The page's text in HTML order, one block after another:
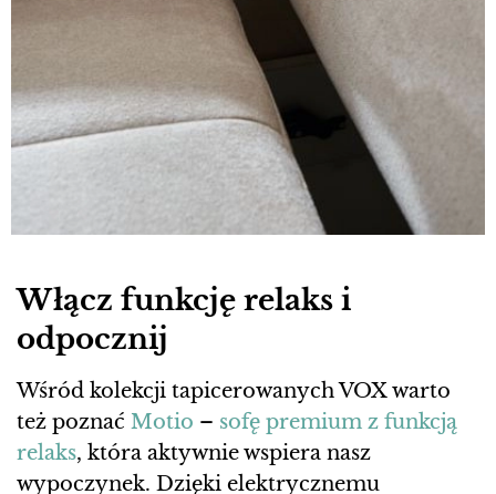
Włącz funkcję relaks i
odpocznij
Wśród kolekcji tapicerowanych VOX warto
też poznać Motio – sofę premium z funkcją
relaks, która aktywnie wspiera nasz
wypoczynek. Dzięki elektrycznemu